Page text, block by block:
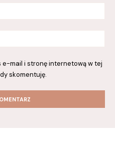
e-mail i stronę internetową w tej
skomentuję.